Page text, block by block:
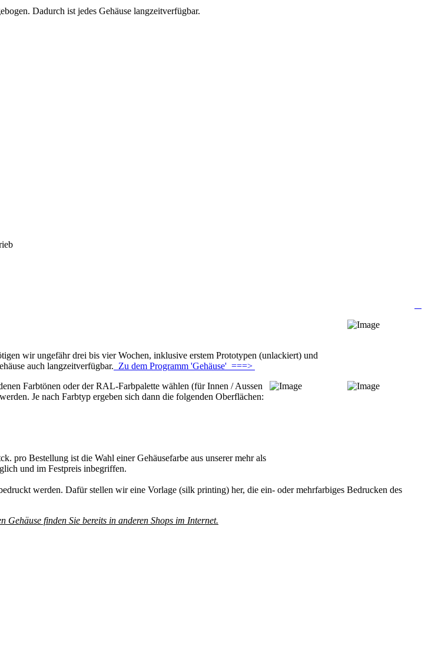
Dadurch ist jedes Gehäuse langzeitverfügbar.
wir ungefähr drei bis vier Wochen, inklusive erstem Prototypen (unlackiert) und
auch langzeitverfügbar. Zu dem Programm 'Gehäuse' ===>
Farbtönen oder der RAL-Farbpalette wählen (für Innen / Aussen
Je nach Farbtyp ergeben sich dann die folgenden Oberflächen:
pro Bestellung ist die Wahl einer Gehäusefarbe aus unserer mehr als
und im Festpreis inbegriffen.
werden. Dafür stellen wir eine Vorlage (silk printing) her, die ein- oder mehrfarbiges Bedrucken des
Gehäuse finden Sie bereits in anderen Shops im Internet.